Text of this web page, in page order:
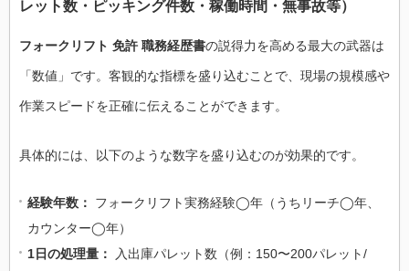
レット数・ピッキング件数・稼働時間・無事故等）
フォークリフト 免許 職務経歴書の説得力を高める最大の武器は
「数値」です。客観的な指標を盛り込むことで、現場の規模感や
作業スピードを正確に伝えることができます。
具体的には、以下のような数字を盛り込むのが効果的です。
経験年数：
フォークリフト実務経験◯年（うちリーチ◯年、
カウンター◯年）
1日の処理量：
入出庫パレット数（例：150〜200パレット/